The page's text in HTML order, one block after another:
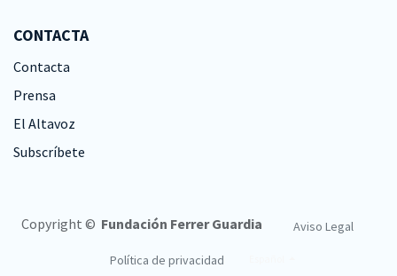
CONTACTA
Contacta
Prensa
El Altavoz
Subscríbete
Copyright © Fundación Ferrer Guardia Aviso Legal
Política de privacidad